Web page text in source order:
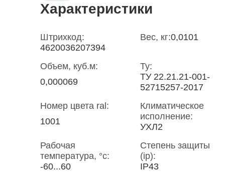
Характеристики
Штрихкод:
4620036207394
Вес, кг:0,0101
Объем, куб.м:
0,000069
Ту:
ТУ 22.21.21-001-
52715257-2017
Номер цвета ral:
1001
Климатическое
исполнение:
УХЛ2
Рабочая
температура, °c:
-60...60
Степень защиты
(ip):
IP43